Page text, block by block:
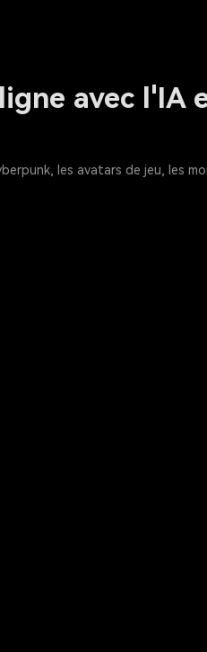
avec l'IA
les avatars de jeu, les